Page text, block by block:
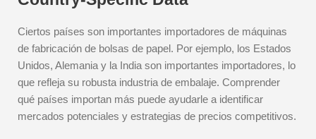
Ciertos países son importantes importadores de máquinas
de fabricación de bolsas de papel. Por ejemplo, los Estados
Unidos, Alemania y la India son importantes importadores, lo
que refleja su robusta industria de embalaje. Comprender
qué países importan más puede ayudarle a identificar
mercados potenciales y estrategias de precios competitivos.